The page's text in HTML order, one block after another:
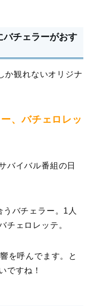
バチェラーがおす
か観れないオリジナ
、バチェロレッ
バイバル番組の日
バチェラー。1人
チェロレッテ。
を呼んでます。と
ですね！